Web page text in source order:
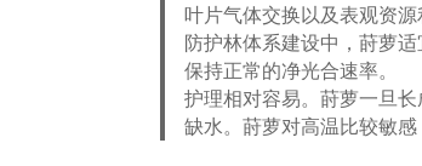
叶片气体交换以及表观资
防护林体系建设中，莳萝
保持正常的净光合速率。
护理相对容易。莳萝一旦
缺水。莳萝对高温比较敏